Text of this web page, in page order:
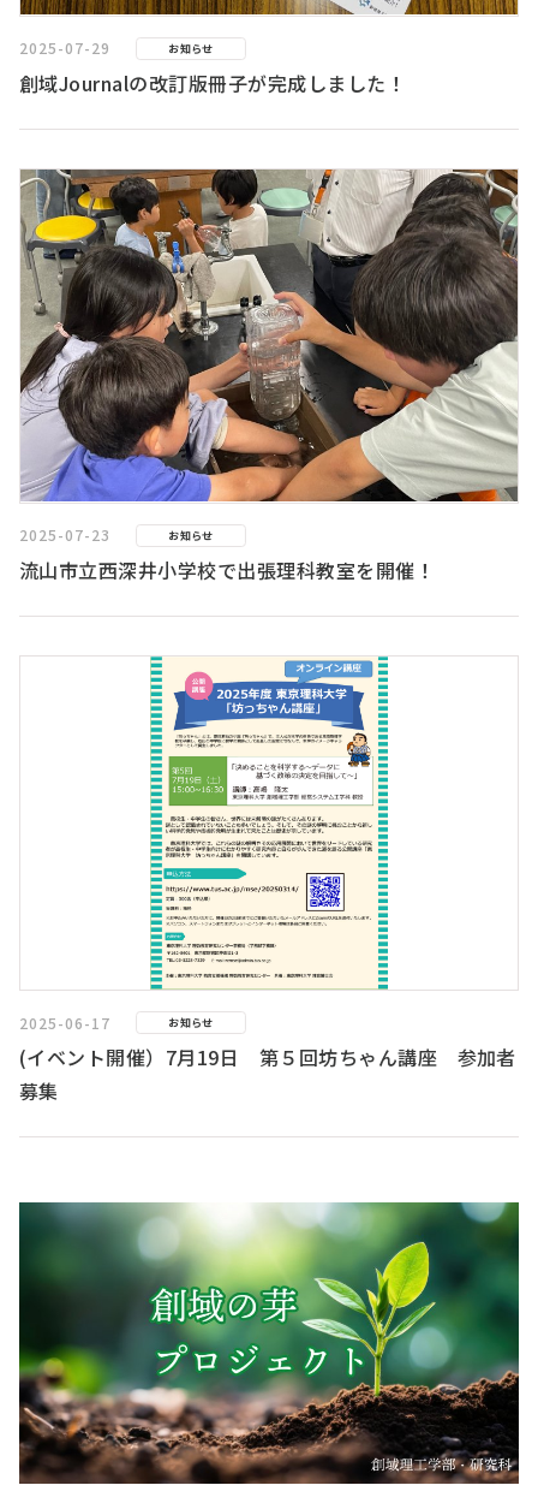
2025-07-29 お知らせ
創域Journalの改訂版冊子が完成しました！
2025-07-23 お知らせ
流山市立西深井小学校で出張理科教室を開催！
2025-06-17 お知らせ
(イベント開催）7月19日 第５回坊ちゃん講座 参加者
募集